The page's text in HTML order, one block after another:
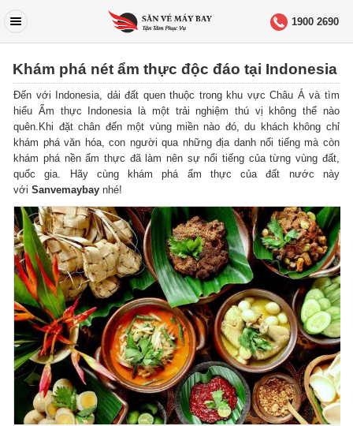
1900 2690
Khám phá nét ẩm thực độc đáo tại Indonesia
Đến với Indonesia, dải đất quen thuộc trong khu vực Châu Á và tìm
hiểu Ẩm thực Indonesia là một trải nghiệm thú vị không thể nào
quên.Khi đặt chân đến một vùng miền nào đó, du khách không chỉ
khám phá văn hóa, con người qua những địa danh nổi tiếng mà còn
khám phá nền ẩm thực đã làm nên sự nổi tiếng của từng vùng đất,
quốc gia. Hãy cùng khám phá ẩm thực của đất nước này
vớiSanvemaybay nhé!